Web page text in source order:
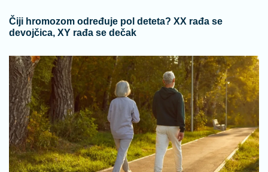
Čiji hromozom određuje pol deteta? XX rađa se
devojčica, XY rađa se dečak